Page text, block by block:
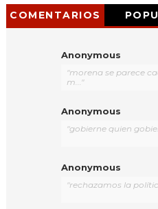
COMENTARIOS
Anonymous
"morena se parece
m..."
Anonymous
"gobierne quien
Anonymous
"rechazamos la